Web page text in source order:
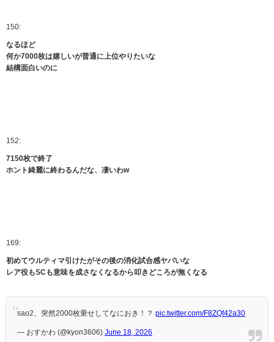
150:
なるほど
何か7000枚は嬉しいが普通に上位やりたいな
結構面白いのに
152:
7150枚で終了
ホント綺麗に終わるんだな、凄いわw
169:
初めてウルティマ引けたがその後の消化試合感ヤバいな
レア役もSCも意味を成さなくなるから叩きどころが無くなる
sao2、突然2000枚乗せしてなにおき！？ pic.twitter.com/F8ZQf42a30
— おすかわ (@kyon3606) June 18, 2026